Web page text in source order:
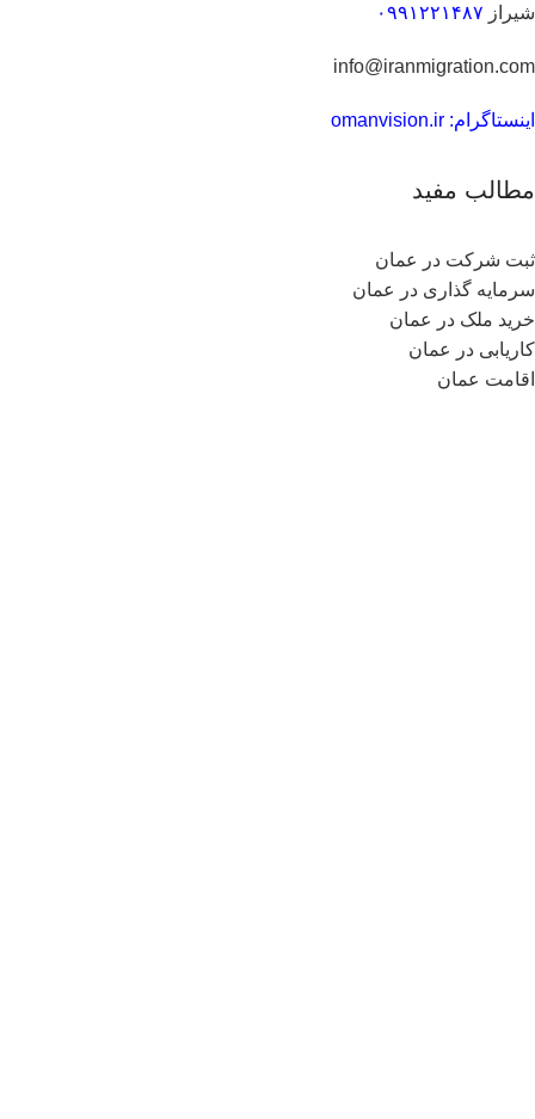
شیراز ۰۹۹۱۲۲۱۴۸۷
info@iranmigration.com
اینستاگرام: omanvision.ir
مطالب مفید
ثبت شرکت در عمان
سرمایه گذاری در عمان
خرید ملک در عمان
کاریابی در عمان
اقامت عمان